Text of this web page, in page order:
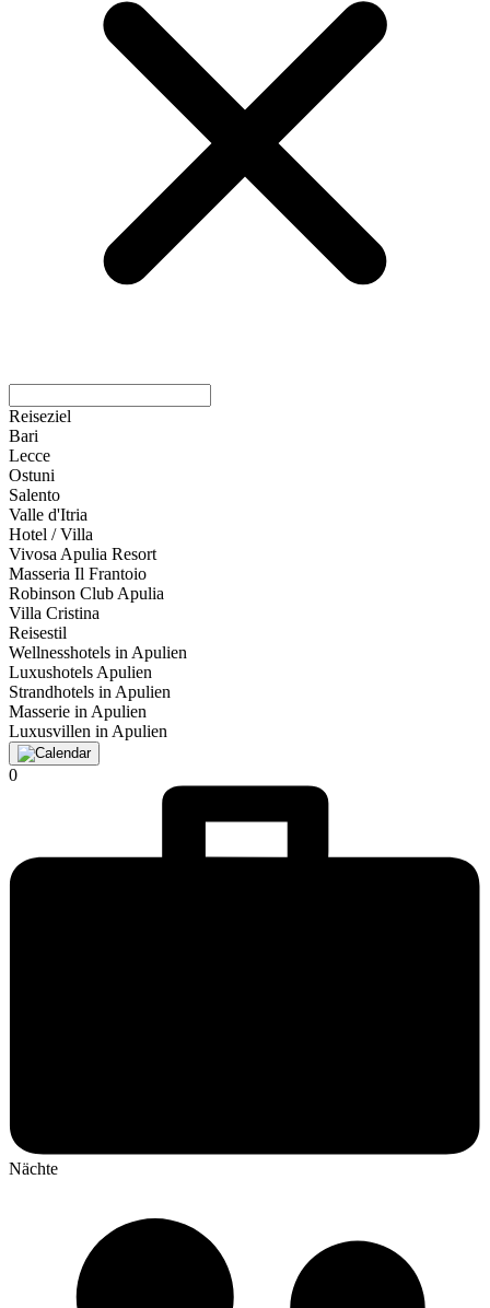
Reiseziel
Bari
Lecce
Ostuni
Salento
Valle d'Itria
Hotel / Villa
Vivosa Apulia Resort
Masseria Il Frantoio
Robinson Club Apulia
Villa Cristina
Reisestil
Wellnesshotels in Apulien
Luxushotels Apulien
Strandhotels in Apulien
Masserie in Apulien
Luxusvillen in Apulien
0
Nächte